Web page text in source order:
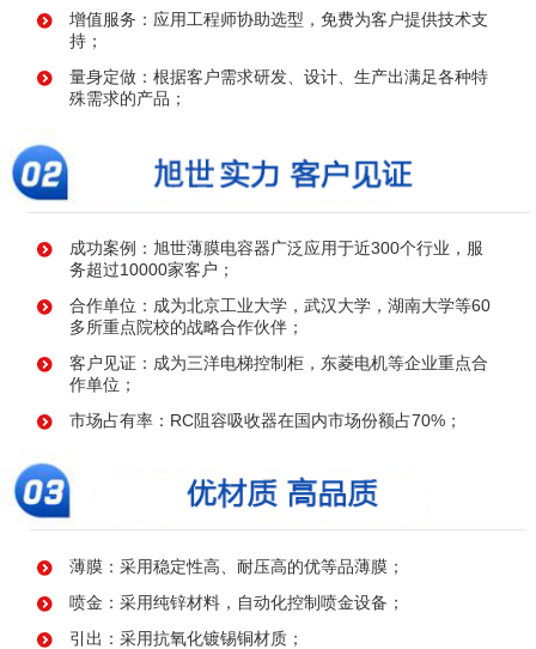
增值服务：应用工程师协助选型，免费为客户提供技术支
持；
量身定做：根据客户需求研发、设计、生产出满足各种特
殊需求的产品；
成功案例：旭世薄膜电容器广泛应用于近300个行业，服
务超过10000家客户；
合作单位：成为北京工业大学，武汉大学，湖南大学等60
多所重点院校的战略合作伙伴；
客户见证：成为三洋电梯控制柜，东菱电机等企业重点合
作单位；
市场占有率：RC阻容吸收器在国内市场份额占70%；
薄膜：采用稳定性高、耐压高的优等品薄膜；
喷金：采用纯锌材料，自动化控制喷金设备；
引出：采用抗氧化镀锡铜材质；